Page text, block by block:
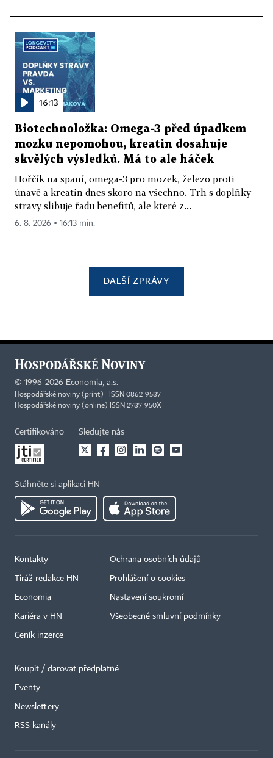
16:13
Biotechnoložka: Omega-3 před úpadkem
mozku nepomohou, kreatin dosahuje
skvělých výsledků. Má to ale háček
Hořčík na spaní, omega-3 pro mozek, železo proti
únavě a kreatin dnes skoro na všechno. Trh s doplňky
stravy slibuje řadu benefitů, ale které z...
6. 8. 2026 ▪ 16:13 min.
DALŠÍ ZPRÁVY
© 1996-2026 Economia, a.s.
Hospodářské noviny (print) ISSN 0862-9587
Hospodářské noviny (online) ISSN 2787-950X
Certifikováno Sledujte nás
Stáhněte si aplikaci HN
Kontakty
Tiráž redakce HN
Economia
Kariéra v HN
Ceník inzerce
Ochrana osobních údajů
Prohlášení o cookies
Nastavení soukromí
Všeobecné smluvní podmínky
Koupit / darovat předplatné
Eventy
Newslettery
RSS kanály